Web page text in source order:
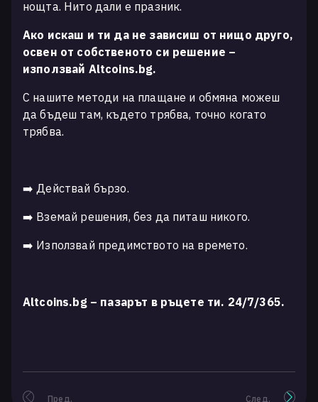
нощта. Нито дали е празник.
Ако искаш и ти да не зависиш от нищо друго,
освен от собственото си решение –
използвай Altcoins.bg.
С нашите методи на плащане и обмяна можеш
да бъдеш там, където трябва, точно когато
трябва.
➡️ Действай бързо.
➡️ Вземай решения, без да питаш никого.
➡️ Използвай предимството на времето.
Altcoins.bg – пазарът в ръцете ти. 24/7/365.
Пред. След.